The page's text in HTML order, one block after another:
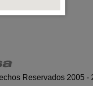
Reservados 2005 -